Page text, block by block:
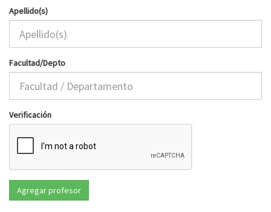
Apellido(s)
Facultad/Depto
Verificación